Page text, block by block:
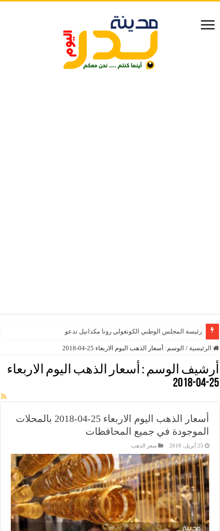
رئيسة المجلس الوطني الكونغولي رونا مكدانيل تدعو إلى التح
الرئيسية / الوسم: أسعار الذهب اليوم الاربعاء 25-04-2018
أرشيف الوسم : أسعار الذهب اليوم الاربعاء
25-04-2018
أسعار الذهب اليوم الاربعاء 25-04-2018 بالمحلات
الموجودة في جميع المحافظات
25 أبريل، 2018 سعر الذهب